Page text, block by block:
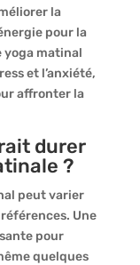
la
pour la
yoga matinal
et l’anxiété,
affronter la
durer
?
peut varier
Une
pour
quelques